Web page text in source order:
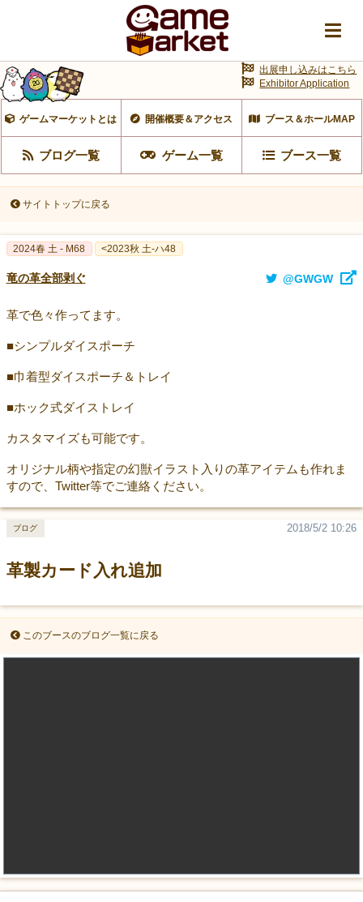
ゲームマーケットとは 開催概要＆アクセス ブース＆ホールMAP
ブログ一覧 ゲーム一覧 ブース一覧
出展申し込みはこちら
Exhibitor Application
サイトトップに戻る
2024春 土 - M68 <2023秋 土-ハ48
竜の革全部剥ぐ @GWGW
革で色々作ってます。
■シンプルダイスポーチ
■巾着型ダイスポーチ＆トレイ
■ホック式ダイストレイ
カスタマイズも可能です。
オリジナル柄や指定の幻獣イラスト入りの革アイテムも作れま
すので、Twitter等でご連絡ください。
革製カード入れ追加
2018/5/2 10:26
ブログ
このブースのブログ一覧に戻る